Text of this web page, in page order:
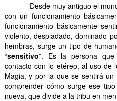
Desde muy antiguo el
con un funcionamiento
funcionamiento básicamente
violento, despiadado, dominado
hembras, surge un tipo de
“sensitivo”. Es la persona
contacto con lo etéreo, al uso de
Magia, y por la que se sentirá
comprender cómo surge ese
nueva, que divide a la tribu en